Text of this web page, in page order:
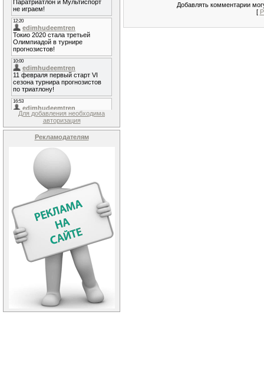
Для добавления необходима
авторизация
Рекламодателям
Добавлять комментарии
[